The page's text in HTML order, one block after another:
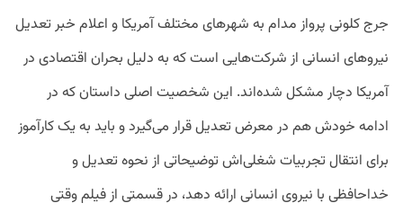
جرج کلونی پرواز مدام به شهر‌های مختلف آمریکا و اعلام خبر تعدیل
نیروهای انسانی از شرکت‌هایی است که به دلیل بحران اقتصادی در
آمریکا دچار مشکل شده‌اند. این شخصیت اصلی داستان که در
ادامه خودش هم در معرض تعدیل قرار می‌گیرد و باید به یک کارآموز
برای انتقال تجربیات شغلی‌اش توضیحاتی از نحوه تعدیل و
خداحافظی با نیروی انسانی ارائه دهد، در قسمتی از فیلم وقتی